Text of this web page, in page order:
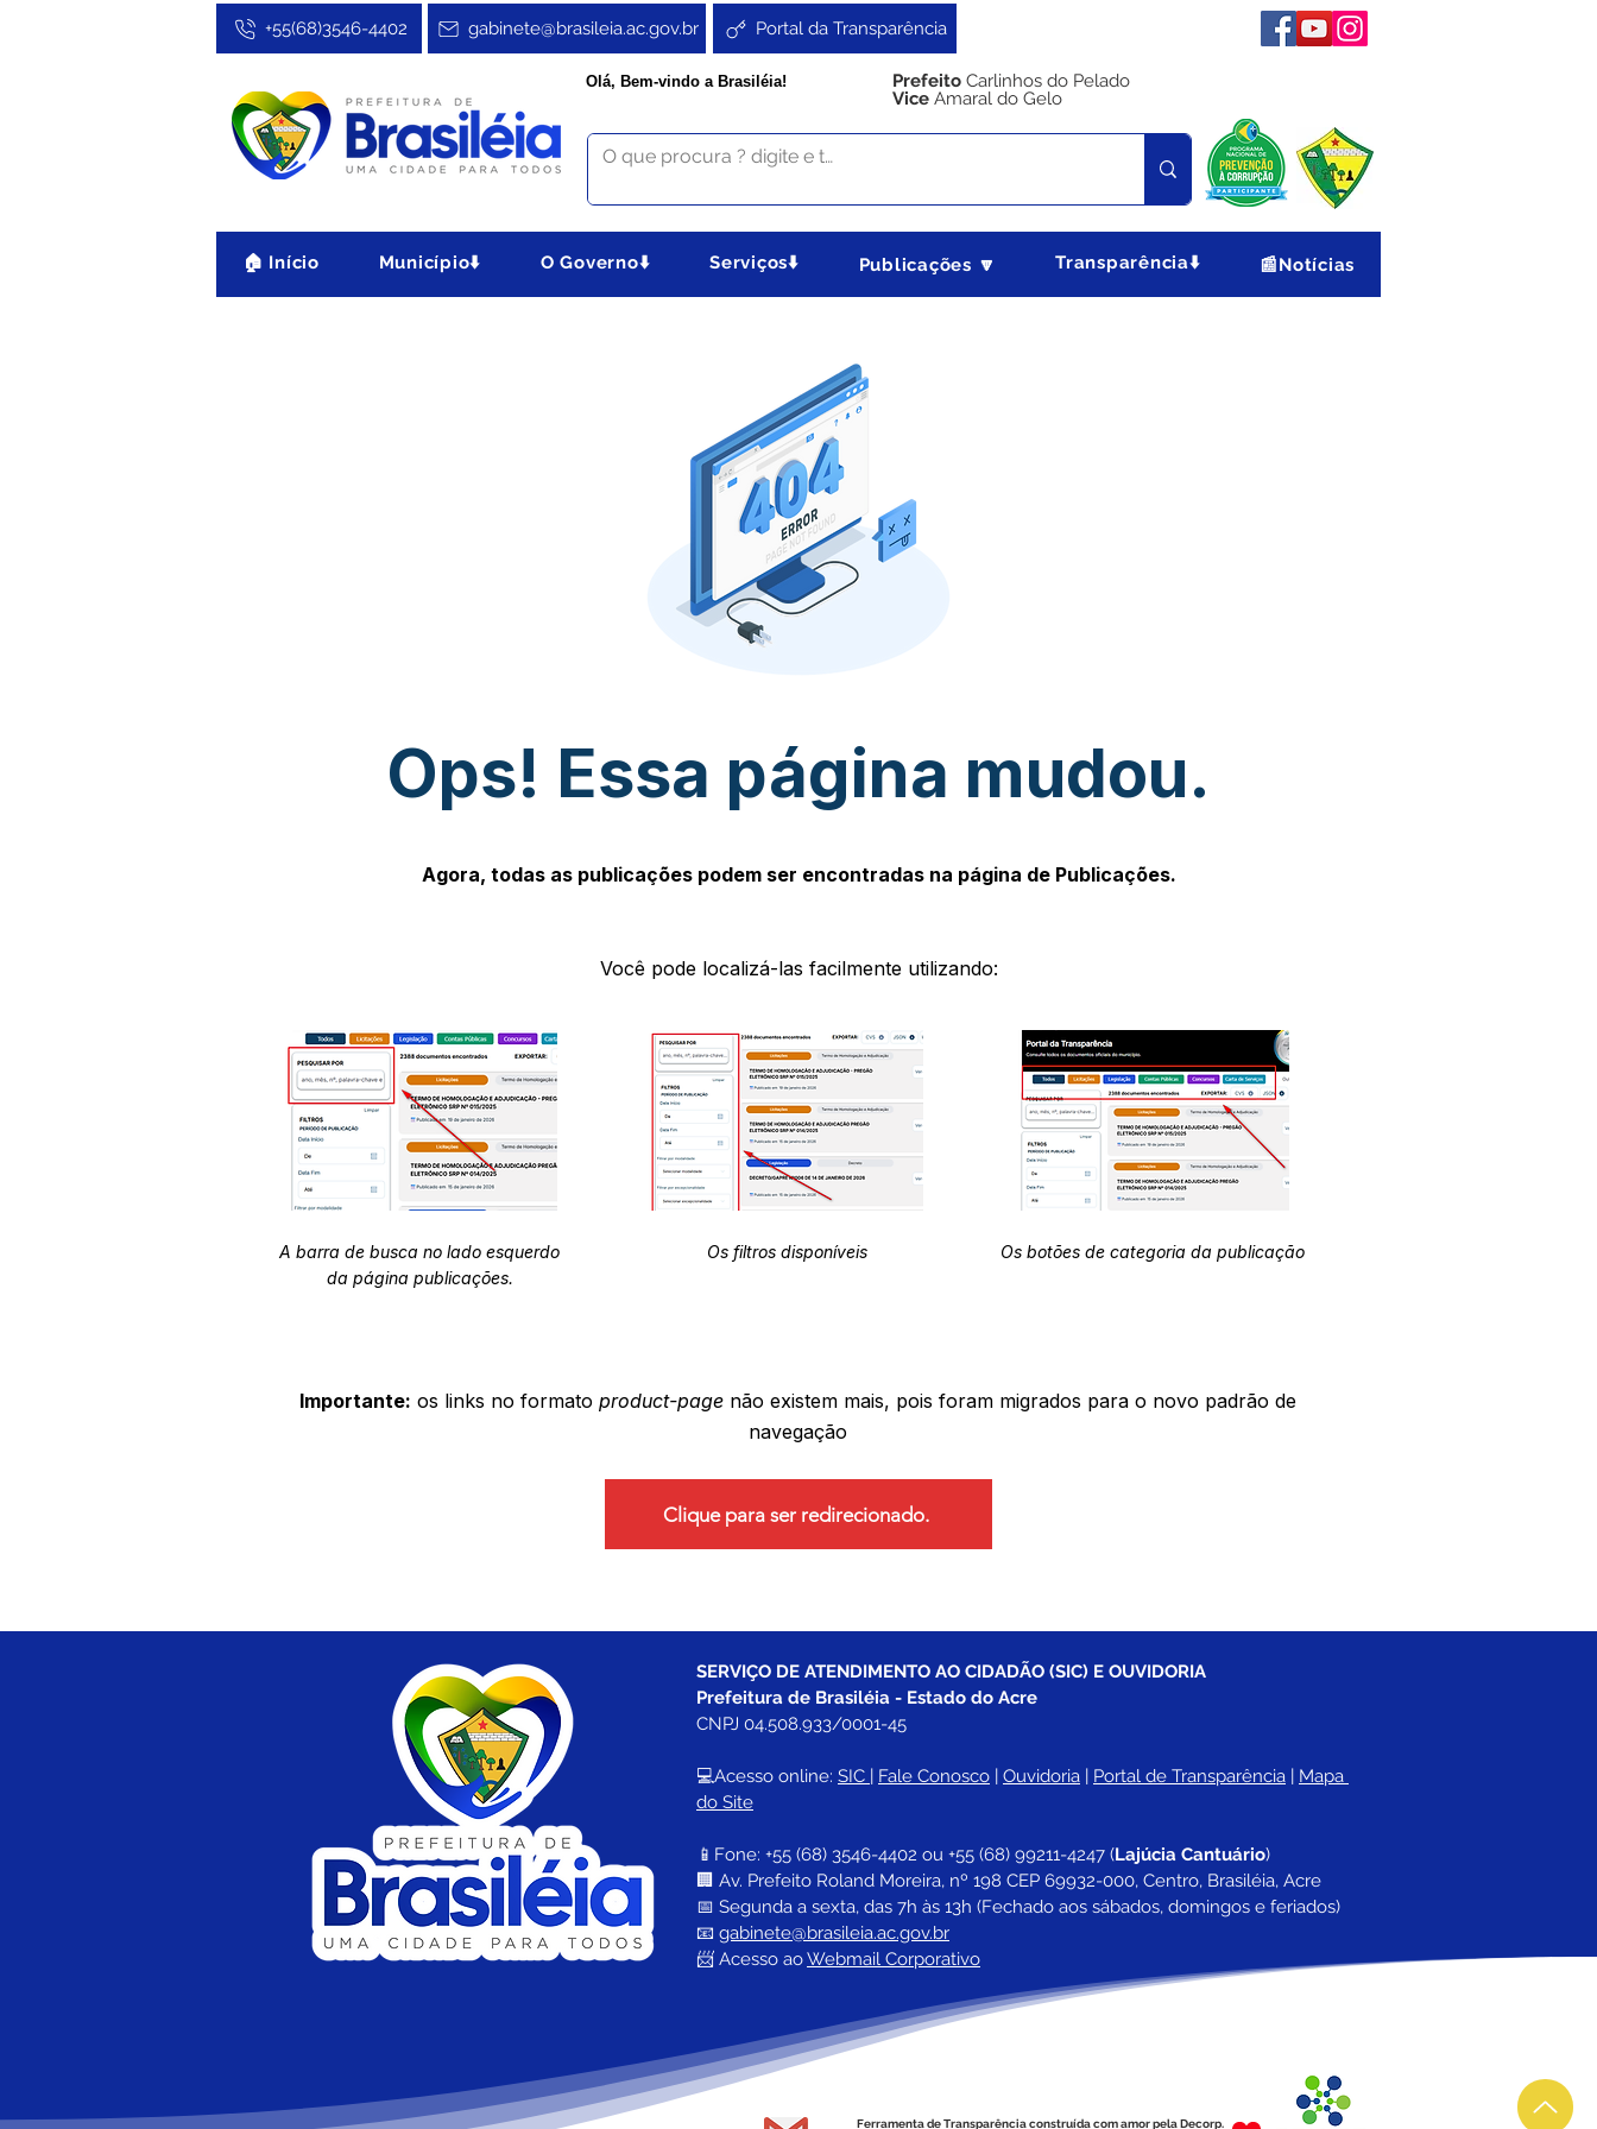
Portal da Transparência
gabinete@brasileia.ac.gov.br
+55(68)3546-4402
Olá, Bem-vindo a Brasiléia! Prefeito Carlinhos do Pelado
Vice Amaral do Gelo
🏠 Início Município⬇️ O Governo⬇️ Serviços⬇️ Publicações 🔽 Transparência⬇️ 📰Notícias
Ops! Essa página mudou.
Agora, todas as publicações podem ser encontradas na página de Publicações.
Você pode localizá-las facilmente utilizando:
A barra de busca no lado esquerdo
da página publicações.
Os filtros disponíveis Os botões de categoria da publicação
Importante: os links no formato product-page não existem mais, pois foram migrados para o novo padrão de
navegação
Clique para ser redirecionado.
SERVIÇO DE ATENDIMENTO AO CIDADÃO (SIC) E OUVIDORIA
Prefeitura de Brasiléia - Estado do Acre
CNPJ 04.508.933/0001-45
💻Acesso online: SIC | Fale Conosco | Ouvidoria | Portal de Transparência | Mapa
do Site
📱Fone: +55 (68) 3546-4402 ou +55 (68) 99211-4247 (Lajúcia Cantuário)
🏢 Av. Prefeito Roland Moreira, nº 198 CEP 69932-000, Centro, Brasiléia, Acre
📅 Segunda a sexta, das 7h às 13h (Fechado aos sábados, domingos e feriados)
📧 gabinete@brasileia.ac.gov.br
📨 Acesso ao Webmail Corporativo
Ferramenta de Transparência construída com amor pela Decorp.